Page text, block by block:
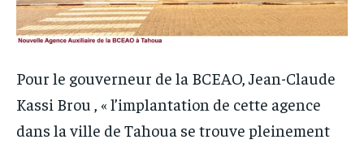
Pour le gouverneur de la BCEAO, Jean-Claude
Kassi Brou , « l’implantation de cette agence
dans la ville de Tahoua se trouve pleinement